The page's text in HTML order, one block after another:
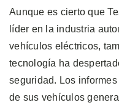
Aunque es cierto que
líder en la industria
vehículos eléctricos,
tecnología ha
seguridad. Los
de sus vehículos